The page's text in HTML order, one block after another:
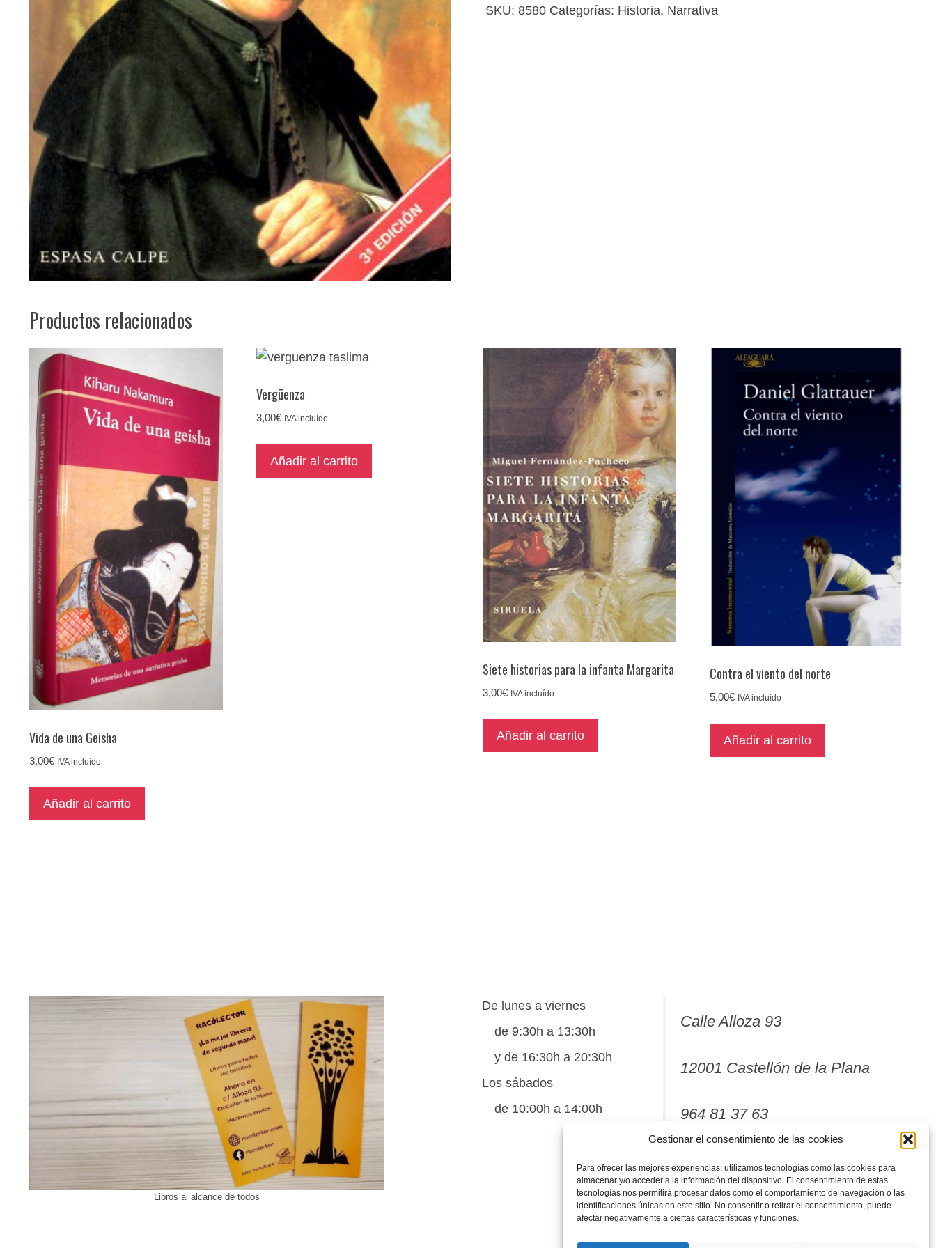
Gestionar el consentimiento de las cookies
Para ofrecer las mejores experiencias, utilizamos tecnologías como las cookies para
almacenar y/o acceder a la información del dispositivo. El consentimiento de estas
tecnologías nos permitirá procesar datos como el comportamiento de navegación o las
identificaciones únicas en este sitio. No consentir o retirar el consentimiento, puede
afectar negativamente a ciertas características y funciones.
viceversa
SKU:8580 Categorías: Historia, Narrativa
Productos relacionados
Vida de una Geisha
3,00€ IVA incluído
Añadir al carrito
Vergüenza
3,00€ IVA incluído
Añadir al carrito
Siete historias para la infanta Margarita
3,00€ IVA incluído
Añadir al carrito
Contra el viento del norte
5,00€ IVA incluído
Añadir al carrito
Libros al alcance de todos
De lunes a viernes
de 9:30h a 13:30h
y de 16:30h a 20:30h
Los sábados
de 10:00h a 14:00h
Calle Alloza 93
12001 Castellón de la Plana
964 81 37 63